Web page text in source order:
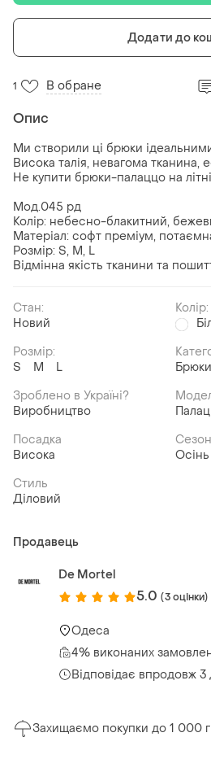
Додати до
1 В обране
Опис
Ми створили ці брюки
Висока талія, невагома тканина,
Не купити брюки-палаццо на
Мод.045 рд
Колір: небесно-блакитний,
Матеріал: софт преміум,
Розмір: S, M, L
Відмінна якість тканини та
Стан:
Новий
Колір:
Розмір:
S
M L
Брюки
Зроблено в Україні?
Виробництво
Посадка
Висока
Сезон
Осінь
Стиль
Діловий
Продавець
De Mortel
5.0 (3 оцінки)
Одеса
4% виконаних
Відповідає впродовж 3
Захищаємо покупки до 1 000